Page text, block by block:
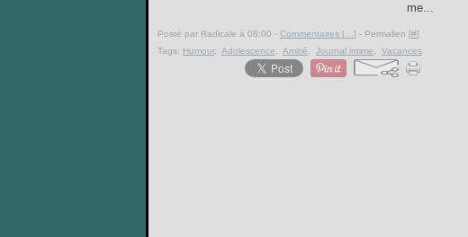
me...
Posté par Radicale à 08:00 - Commentaires [ ] - Permalien [#]
Tags: Humour, Adolescence Amitié Journal intime Vacances